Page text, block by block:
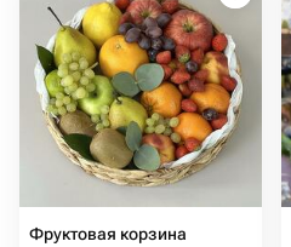
Фруктовая корзина